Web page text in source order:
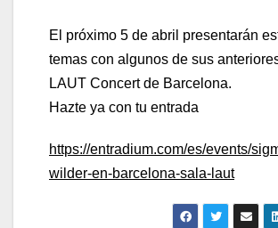
El próximo 5 de abril presentarán
temas con algunos de sus
LAUT Concert de Barcelona.
Hazte ya con tu entrada
https://entradium.com/es/events/
wilder-en-barcelona-sala-laut